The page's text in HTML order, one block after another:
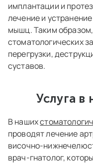
имплантации и
лечение и
мышц. Таким
стоматологических
перегрузки,
суставов.
Услуга в
В наших
проводят лечение
височно-
врач-гнатолог,